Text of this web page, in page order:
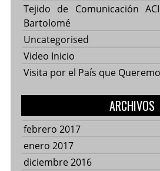
Tejido de Comunicación
Bartolomé
Uncategorised
Video Inicio
Visita por el País que
ARCHIVOS
febrero 2017
enero 2017
diciembre 2016